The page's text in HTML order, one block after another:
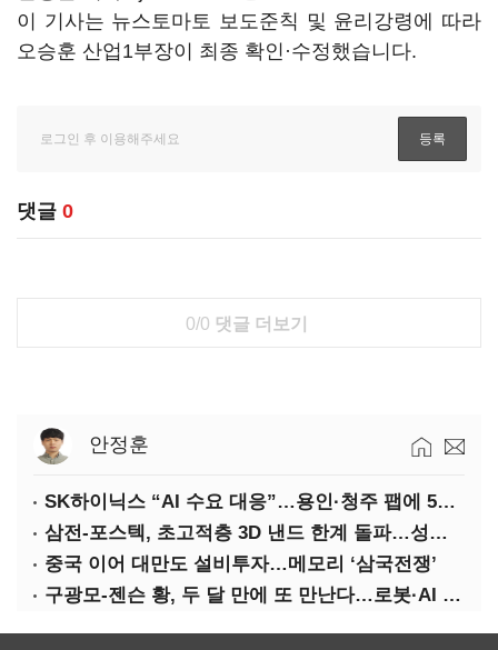
이 기사는 뉴스토마토 보도준칙 및 윤리강령에 따라
오승훈 산업1부장이 최종 확인·수정했습니다.
댓글 0
0/0 댓글 더보기
안정훈
SK하이닉스 “AI 수요 대응”…용인·청주 팹에 54조 투자
삼전-포스텍, 초고적층 3D 낸드 한계 돌파…성능·전력효율 개선
중국 이어 대만도 설비투자…메모리 ‘삼국전쟁’
구광모-젠슨 황, 두 달 만에 또 만난다…로봇·AI 등 논의